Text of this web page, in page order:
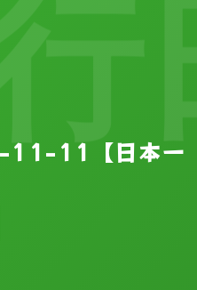
11【日本一